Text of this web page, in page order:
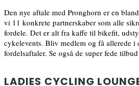
Den nye aftale med Pronghorn er en
vi 11 konkrete partnerskaber som alle
fordele. Det er alt fra kaffe til bikefit,
cykelevents. Bliv medlem og få allerede i
fordelsaftaler. Se også de super fede
LADIES CYCLING